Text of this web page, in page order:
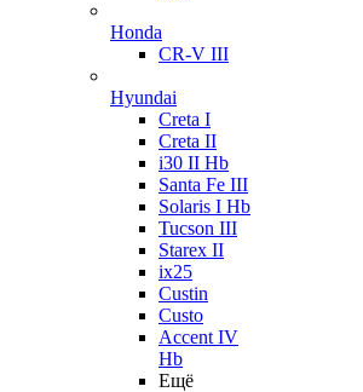
Honda
CR-V III
Hyundai
Creta I
Creta II
i30 II Hb
Santa Fe III
Solaris I Hb
Tucson III
Starex II
ix25
Custin
Custo
Accent IV
Hb
Ещё